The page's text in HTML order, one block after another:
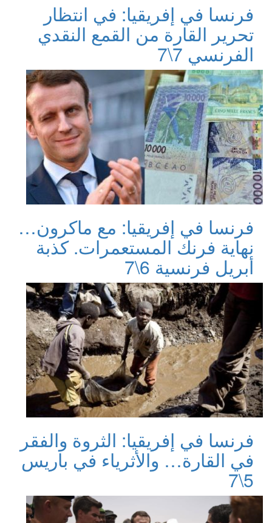
فرنسا في إفريقيا: في انتظار
تحرير القارة من القمع النقدي
الفرنسي 7\7
فرنسا في إفريقيا: مع ماكرون…
نهاية فرنك المستعمرات. كذبة
أبريل فرنسية 6\7
فرنسا في إفريقيا: الثروة والفقر
في القارة… والأثرياء في باريس
5\7